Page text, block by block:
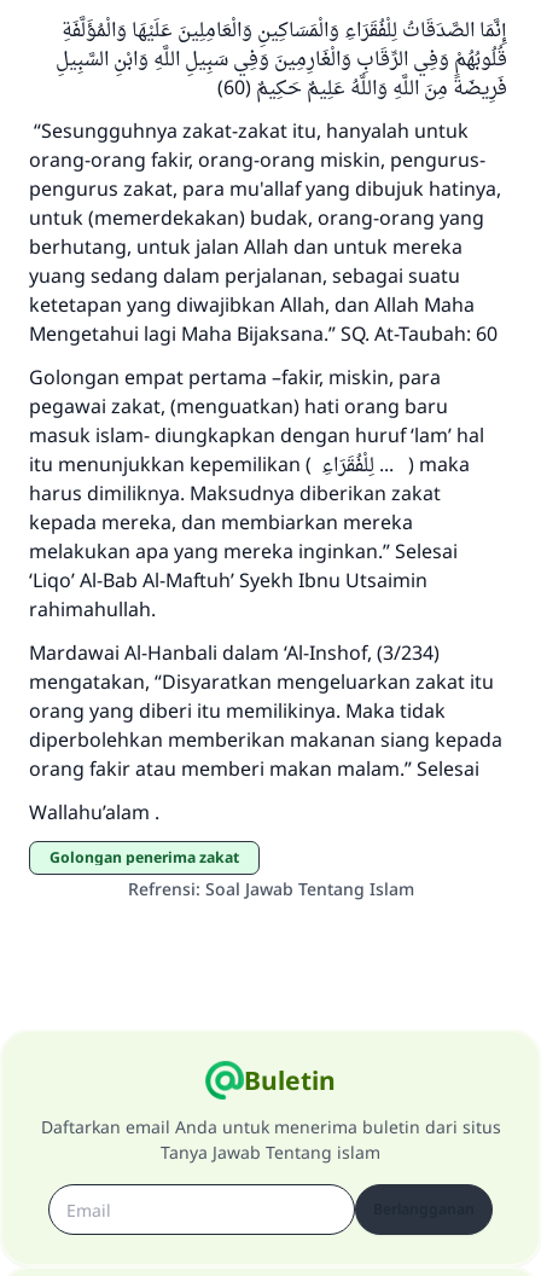
إِنَّمَا الصَّدَقَاتُ لِلْفُقَرَاءِ وَالْمَسَاكِينِ وَالْعَامِلِينَ عَلَيْهَا وَالْمُؤَلَّفَةِ
قُلُوبُهُمْ وَفِي الرِّقَابِ وَالْغَارِمِينَ وَفِي سَبِيلِ اللَّهِ وَابْنِ السَّبِيلِ
فَرِيضَةً مِنَ اللَّهِ وَاللَّهُ عَلِيمٌ حَكِيمٌ (60)
“Sesungguhnya zakat-zakat itu, hanyalah untuk
orang-orang fakir, orang-orang miskin, pengurus-
pengurus zakat, para mu'allaf yang dibujuk hatinya,
untuk (memerdekakan) budak, orang-orang yang
berhutang, untuk jalan Allah dan untuk mereka
yuang sedang dalam perjalanan, sebagai suatu
ketetapan yang diwajibkan Allah, dan Allah Maha
Mengetahui lagi Maha Bijaksana.” SQ. At-Taubah: 60
Golongan empat pertama –fakir, miskin, para
pegawai zakat, (menguatkan) hati orang baru
masuk islam- diungkapkan dengan huruf ‘lam’ hal
itu menunjukkan kepemilikan ( لِلْفُقَرَاءِ ... ) maka
harus dimiliknya. Maksudnya diberikan zakat
kepada mereka, dan membiarkan mereka
melakukan apa yang mereka inginkan.” Selesai
‘Liqo’ Al-Bab Al-Maftuh’ Syekh Ibnu Utsaimin
rahimahullah.
Mardawai Al-Hanbali dalam ‘Al-Inshof, (3/234)
mengatakan, “Disyaratkan mengeluarkan zakat itu
orang yang diberi itu memilikinya. Maka tidak
diperbolehkan memberikan makanan siang kepada
orang fakir atau memberi makan malam.” Selesai
Wallahu’alam .
Golongan penerima zakat
Refrensi: Soal Jawab Tentang Islam
Buletin
Daftarkan email Anda untuk menerima buletin dari situs
Tanya Jawab Tentang islam
Jawaban no. 110845
menyelamatkan pernikahan.
Bantu kami dalam memberikan jawaban untuk umat
Rasulullah ﷺ bersabda
"Siapa yang menunjukkan suatu kebaikan,
meka dia akan mendapatkan pahala yang
sama dengan orang yang melakukannya"
MUSLIM, 1893